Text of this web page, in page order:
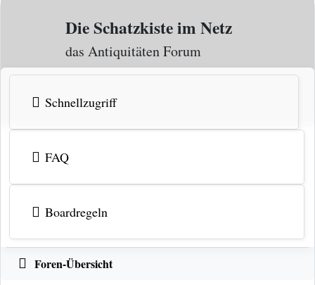
Zum Inhalt
Die Schatzkiste im Netz
das Antiquitäten Forum
Schnellzugriff
FAQ
Boardregeln
Foren-Übersicht